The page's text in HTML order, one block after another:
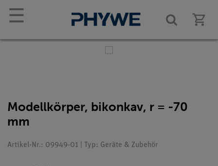
☰
Modellkörper, bikonkav, r = -70
mm
Artikel-Nr.: 09949-01 | Typ: Geräte & Zubehör